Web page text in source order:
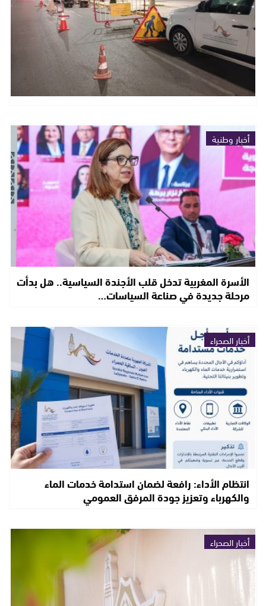
أخبار وطنية
الأسرة المغربية تدخل قلب الأجندة السياسية.. هل بدأت
مرحلة جديدة في صناعة السياسات…
أخبار الصحراء
انتظام الأداء: رافعة لضمان استدامة خدمات الماء
والكهرباء وتعزيز جودة المرفق العمومي
أخبار الصحراء